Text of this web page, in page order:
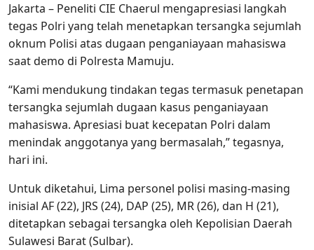
Jakarta – Peneliti CIE Chaerul mengapresiasi langkah
tegas Polri yang telah menetapkan tersangka sejumlah
oknum Polisi atas dugaan penganiayaan mahasiswa
saat demo di Polresta Mamuju.
“Kami mendukung tindakan tegas termasuk penetapan
tersangka sejumlah dugaan kasus penganiayaan
mahasiswa. Apresiasi buat kecepatan Polri dalam
menindak anggotanya yang bermasalah,” tegasnya,
hari ini.
Untuk diketahui, Lima personel polisi masing-masing
inisial AF (22), JRS (24), DAP (25), MR (26), dan H (21),
ditetapkan sebagai tersangka oleh Kepolisian Daerah
Sulawesi Barat (Sulbar).